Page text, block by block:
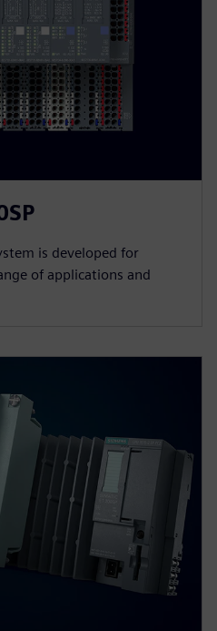
is developed for
of applications and